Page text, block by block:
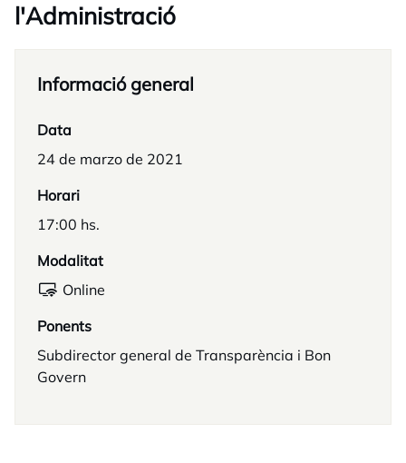
l'Administració
Informació general
Data
24 de marzo de 2021
Horari
17:00 hs.
Modalitat
Online
Ponents
Subdirector general de Transparència i Bon
Govern